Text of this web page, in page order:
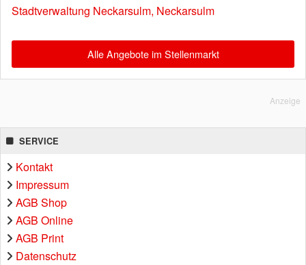
Stadtverwaltung Neckarsulm, Neckarsulm
Alle Angebote im Stellenmarkt
Anzeige
SERVICE
Kontakt
Impressum
AGB Shop
AGB Online
AGB Print
Datenschutz